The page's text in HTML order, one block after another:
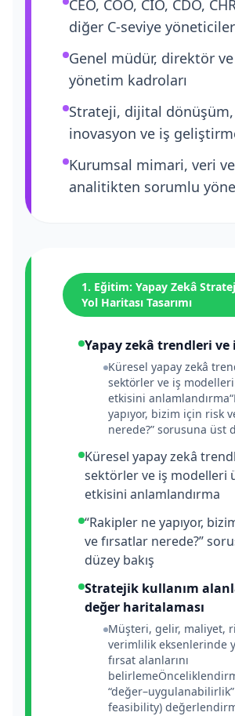
CEO, COO, CIO, CDO,
diğer C-seviye yöneticiler
Genel müdür, direktör
yönetim kadroları
Strateji, dijital dönüşüm,
inovasyon ve iş
Kurumsal mimari, veri ve
analitikten sorumlu
1. Eğitim: Yapay Zekâ
Yol Haritası Tasarımı
Yapay zekâ trendleri ve
Küresel yapay zekâ
sektörler ve iş
etkisini
yapıyor, bizim için risk
nerede?” sorusuna üst
Küresel yapay zekâ
sektörler ve iş modelleri
etkisini anlamlandırma
“Rakipler ne yapıyor,
ve fırsatlar nerede?”
düzey bakış
Stratejik kullanım
değer haritalaması
Müşteri, gelir, maliyet,
verimlilik eksenlerinde
fırsat alanlarını
feasibility)